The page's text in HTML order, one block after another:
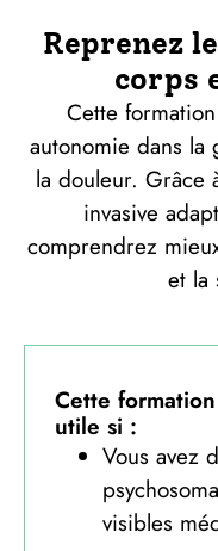
Reprenez
corps
Cette
autonomie dans la
la douleur. Grâce
invasive
comprendrez
et la
Cette
utile si :
Vous avez
visibles